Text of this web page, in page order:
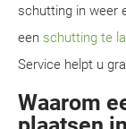
schutting in weer
een schutting te
Service helpt u
Waarom